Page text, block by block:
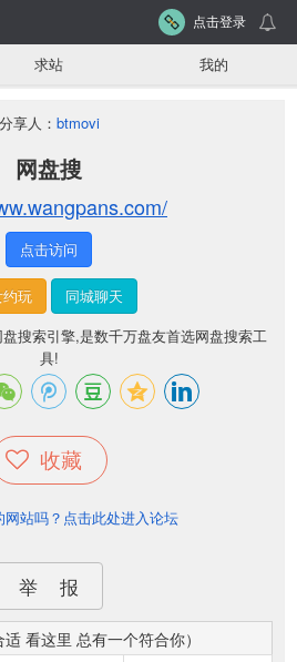
点击登录
求站 我的
分享人： btmovi
网盘搜
点击访问
玩
同城聊天
搜索引擎,是数千万盘友首选网盘搜索工
具!
收藏
网站吗？点击此处进入论坛
举 报
适 看这里 总有一个符合你）